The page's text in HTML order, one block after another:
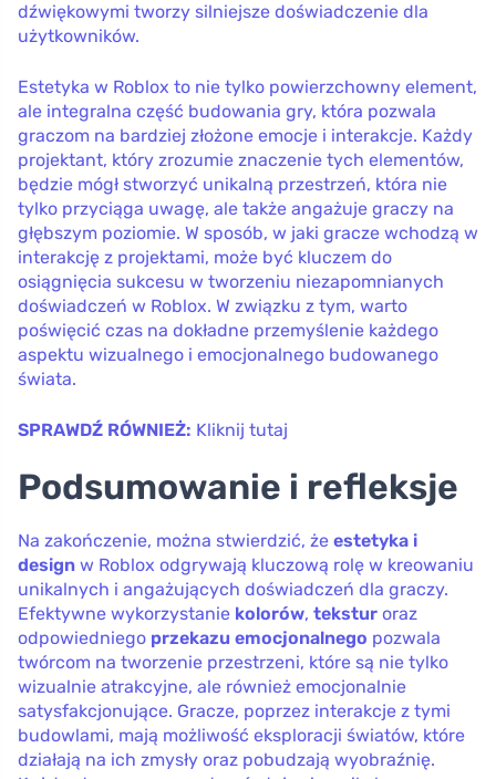
dźwiękowymi tworzy silniejsze doświadczenie dla
użytkowników.
Estetyka w Roblox to nie tylko powierzchowny element,
ale integralna część budowania gry, która pozwala
graczom na bardziej złożone emocje i interakcje. Każdy
projektant, który zrozumie znaczenie tych elementów,
będzie mógł stworzyć unikalną przestrzeń, która nie
tylko przyciąga uwagę, ale także angażuje graczy na
głębszym poziomie. W sposób, w jaki gracze wchodzą w
interakcję z projektami, może być kluczem do
osiągnięcia sukcesu w tworzeniu niezapomnianych
doświadczeń w Roblox. W związku z tym, warto
poświęcić czas na dokładne przemyślenie każdego
aspektu wizualnego i emocjonalnego budowanego
świata.
SPRAWDŹ RÓWNIEŻ: Kliknij tutaj
Podsumowanie i refleksje
Na zakończenie, można stwierdzić, że estetyka i
design w Roblox odgrywają kluczową rolę w kreowaniu
unikalnych i angażujących doświadczeń dla graczy.
Efektywne wykorzystanie kolorów, tekstur oraz
odpowiedniego przekazu emocjonalnego pozwala
twórcom na tworzenie przestrzeni, które są nie tylko
wizualnie atrakcyjne, ale również emocjonalnie
satysfakcjonujące. Gracze, poprzez interakcje z tymi
budowlami, mają możliwość eksploracji światów, które
działają na ich zmysły oraz pobudzają wyobraźnię.